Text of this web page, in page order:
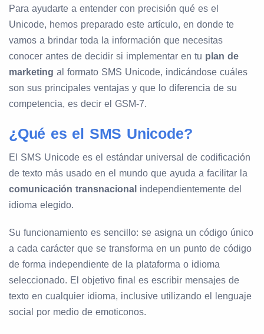
Para ayudarte a entender con precisión qué es el
Unicode, hemos preparado este artículo, en donde te
vamos a brindar toda la información que necesitas
conocer antes de decidir si implementar en tu plan de
marketing al formato SMS Unicode, indicándose cuáles
son sus principales ventajas y que lo diferencia de su
competencia, es decir el GSM-7.
¿Qué es el SMS Unicode?
El SMS Unicode es el estándar universal de codificación
de texto más usado en el mundo que ayuda a facilitar la
comunicación transnacional independientemente del
idioma elegido.
Su funcionamiento es sencillo: se asigna un código único
a cada carácter que se transforma en un punto de código
de forma independiente de la plataforma o idioma
seleccionado. El objetivo final es escribir mensajes de
texto en cualquier idioma, inclusive utilizando el lenguaje
social por medio de emoticonos.